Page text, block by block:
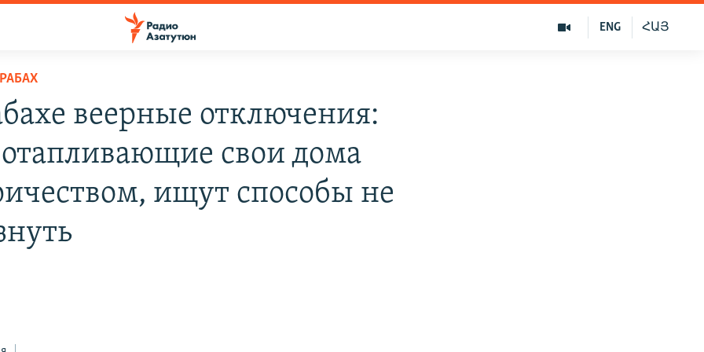
ՀԱՅ
ENG
веерные отключения:
свои дома
ищут способы не